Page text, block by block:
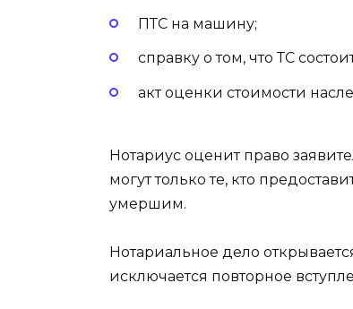
ПТС на машину;
справку о том, что ТС
акт оценки стоимости
Нотариус оценит право
могут только те, кто
умершим.
Нотариальное дело
исключается повторное